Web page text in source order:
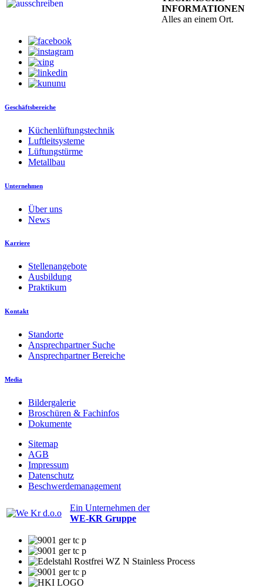
INFORMATIONEN
Alles an einem Ort.
Geschäftsbereiche
Küchenlüftungstechnik
Luftleitsysteme
Lüftungstürme
Metallbau
Unternehmen
Über uns
News
Karriere
Stellenangebote
Ausbildung
Praktikum
Kontakt
Standorte
Ansprechpartner Suche
Ansprechpartner Bereiche
Media
Bildergalerie
Broschüren & Fachinfos
Dokumente
Sitemap
AGB
Impressum
Datenschutz
Beschwerdemanagement
Ein Unternehmen der
WE-KR Gruppe